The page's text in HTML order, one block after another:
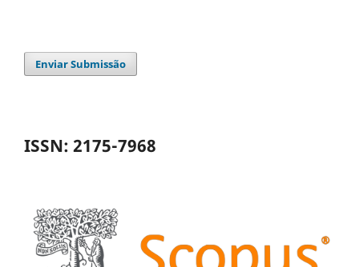
Enviar Submissão
ISSN: 2175-7968